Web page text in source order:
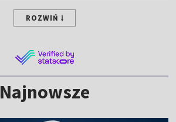
ROZWIŃ
Najnowsze